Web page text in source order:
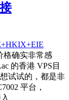
格确实非常感
的香港 VPS目
试试的，都是非
平台，